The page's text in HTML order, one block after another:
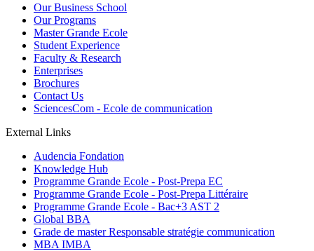
Our Business School
Our Programs
Master Grande Ecole
Student Experience
Faculty & Research
Enterprises
Brochures
Contact Us
SciencesCom - Ecole de communication
External Links
Audencia Fondation
Knowledge Hub
Programme Grande Ecole - Post-Prepa EC
Programme Grande Ecole - Post-Prepa Littéraire
Programme Grande Ecole - Bac+3 AST 2
Global BBA
Grade de master Responsable stratégie communication
MBA IMBA